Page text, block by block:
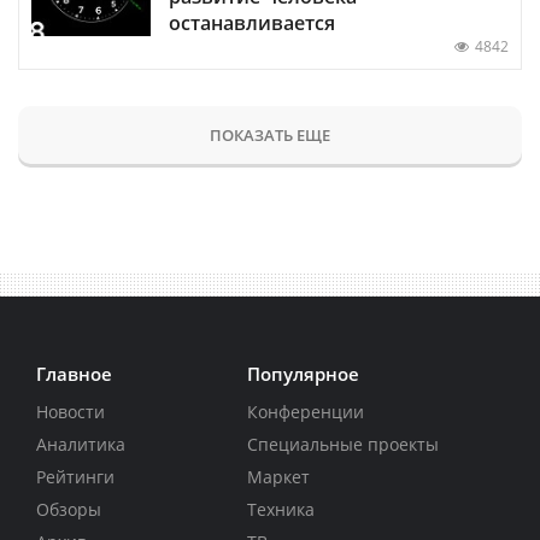
останавливается
4842
ПОКАЗАТЬ ЕЩЕ
Главное
Новости
Аналитика
Рейтинги
Обзоры
Популярное
Конференции
Специальные проекты
Маркет
Техника